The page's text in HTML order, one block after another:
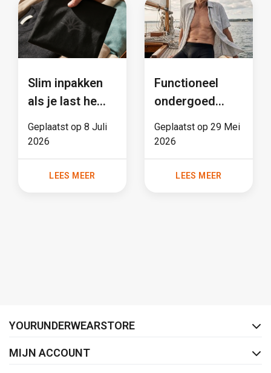
Slim inpakken
als je last hebt
van
urineverlies:
wat hoort er in
je tas?
Geplaatst op 8 Juli
2026
LEES MEER
Functioneel
ondergoed
voor mannen:
meer dan een
trend
Geplaatst op 29 Mei
2026
LEES MEER
YOURUNDERWEARSTORE
MIJN ACCOUNT